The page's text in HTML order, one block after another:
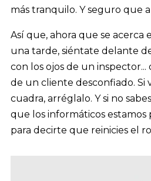
más tranquilo. Y seguro que
Así que, ahora que se acerca
una tarde, siéntate delante
con los ojos de un inspector...
de un cliente desconfiado. Si
cuadra, arréglalo. Y si no
que los informáticos estamos
para decirte que reinicies el